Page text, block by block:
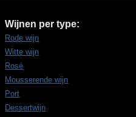
Wijnen per type:
Rode wijn
Witte wijn
Rosé
Mousserende wijn
Port
Dessertwijn